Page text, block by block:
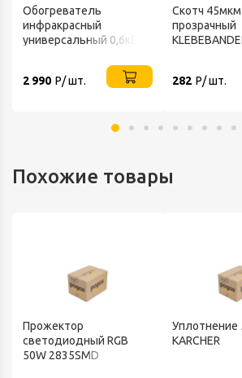
Обогреватель
инфракрасный
универсальный 0,6кВт
2 990 Р/ шт.
Скотч
прозрачный
282 Р/ шт.
Похожие товары
Прожектор
светодиодный RGB
50W 2835SMD
Уплотнение
KARCHER